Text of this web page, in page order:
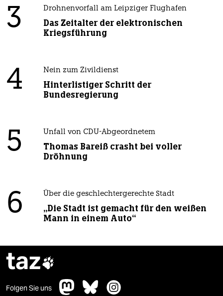
3 Drohnenvorfall am Leipziger Flughafen
Das Zeitalter der elektronischen
Kriegsführung
4 Nein zum Zivildienst
Hinterlistiger Schritt der
Bundesregierung
5 Unfall von CDU-Abgeordnetem
Thomas Bareiß crasht bei voller
Dröhnung
6 Über die geschlechtergerechte Stadt
„Die Stadt ist gemacht für den weißen
Mann in einem Auto“
taz
Folgen Sie uns